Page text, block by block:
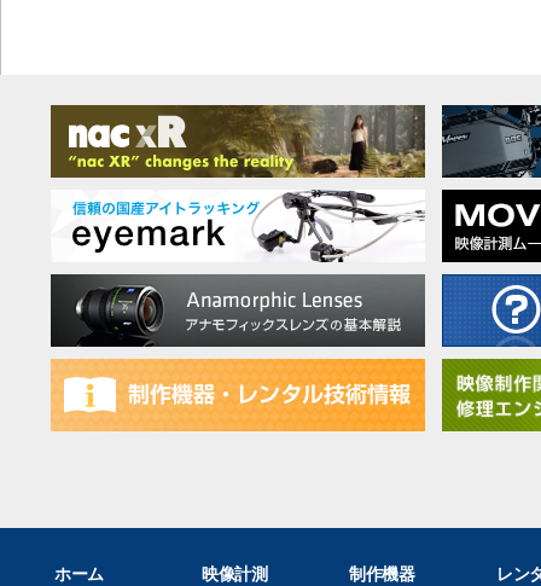
ホーム 映像計測 制作機器 レン